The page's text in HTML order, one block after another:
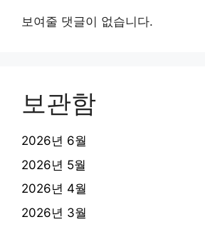
보여줄 댓글이 없습니다.
보관함
2026년 6월
2026년 5월
2026년 4월
2026년 3월